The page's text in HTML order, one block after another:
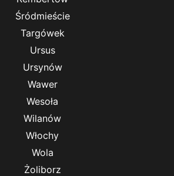
Śródmieście
Targówek
Ursus
Ursynów
Wawer
Wesoła
Wilanów
Włochy
Wola
Żoliborz